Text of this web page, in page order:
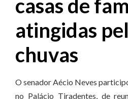
casas de
atingidas
chuvas
O senador Aécio Neves
no Palácio Tiradentes, de